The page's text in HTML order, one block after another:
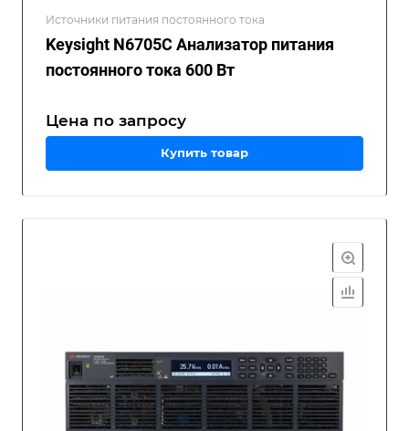
Источники питания постоянного тока
Keysight N6705C Анализатор питания
постоянного тока 600 Вт
Цена по запросу
Купить товар